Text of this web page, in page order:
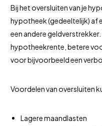
Bij het oversluiten van je
hypotheek (gedeeltelijk) af
een andere geldverstrekker.
hypotheekrente, betere
voor bijvoorbeeld een
Voordelen van oversluiten
Lagere maandlasten